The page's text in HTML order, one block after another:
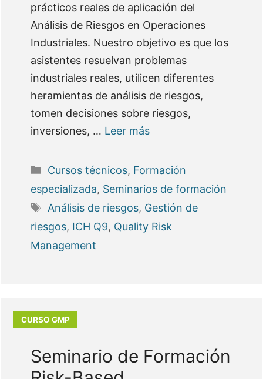
prácticos reales de aplicación del
Análisis de Riesgos en Operaciones
Industriales. Nuestro objetivo es que los
asistentes resuelvan problemas
industriales reales, utilicen diferentes
heramientas de análisis de riesgos,
tomen decisiones sobre riesgos,
inversiones, … Leer más
Categorías
Cursos técnicos, Formación
especializada, Seminarios de formación
Etiquetas
Análisis de riesgos, Gestión de
riesgos, ICH Q9, Quality Risk
Management
Seminario de Formación